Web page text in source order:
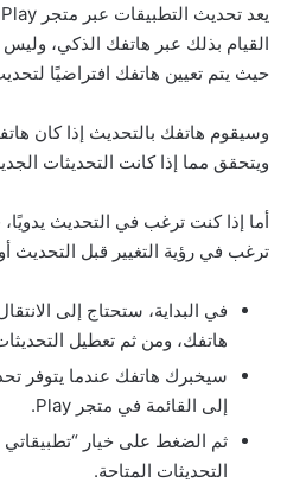
القيام بذلك عبر هاتفك الذكي،
حيث يتم تعيين هاتفك افتراضيًا
ويتحقق مما إذا كانت التحديثات
أما إذا كنت ترغب في التحديث يدويًا،
ترغب في رؤية التغيير قبل التحديث
هاتفك، ومن ثم تعطيل التحديثات
سيخبرك هاتفك عندما يتوفر
إلى القائمة في متجر Play.
ثم الضغط على خيار
التحديثات المتاحة.